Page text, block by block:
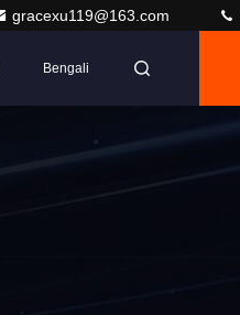
gracexu119@163.com
Bengali